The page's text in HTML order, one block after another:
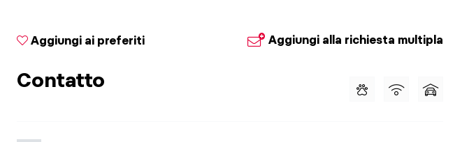
Aggiungi alla richiesta multipla
Aggiungi ai preferiti
Contatto